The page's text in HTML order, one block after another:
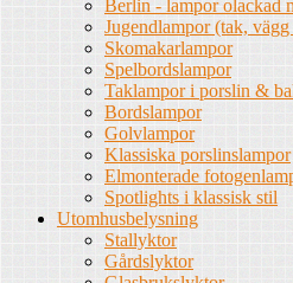
Berlin - lampor olackad
Jugendlampor (tak,
Skomakarlampor
Spelbordslampor
Taklampor i porslin &
Bordslampor
Golvlampor
Klassiska porslinslampor
Elmonterade
Spotlights i klassisk stil
Utomhusbelysning
Stallyktor
Gårdslyktor